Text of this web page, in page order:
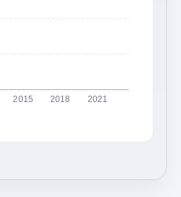
2015 2018 2021